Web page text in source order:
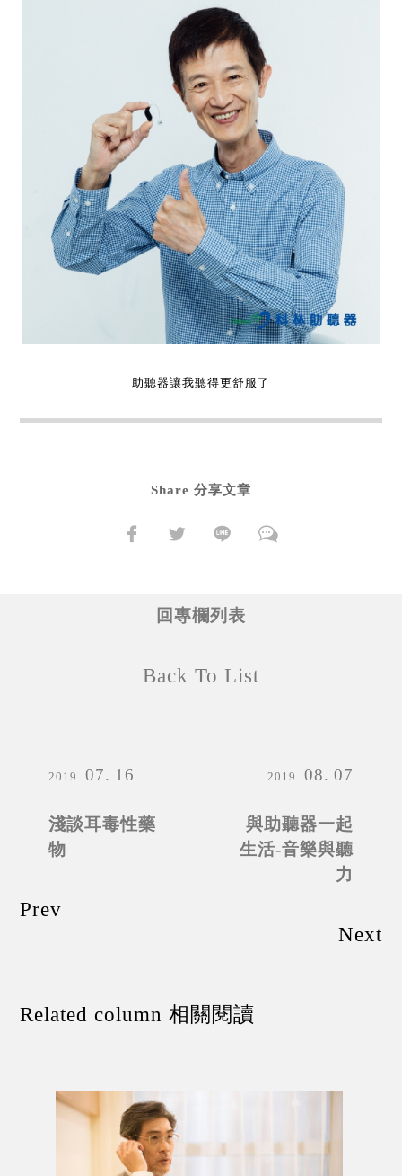
助聽器讓我聽得更舒服了
Share 分享文章
2019 07 16
淺談耳毒性藥
物
Prev
回專欄列表
Back To List
2019 08 07
與助聽器一起
生活-音樂與聽
力
Next
Related column 相關閱讀